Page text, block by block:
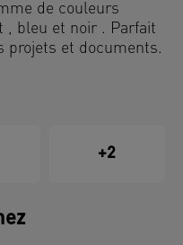
de couleurs
, bleu et noir . Parfait
projets et documents.
+2